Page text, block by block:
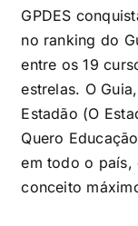
GPDES
no ranking do
entre os 19
estrelas. O
Estadão (O
Quero
em todo o país,
conceito